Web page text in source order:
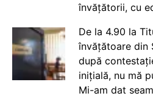
învățătorii, cu
De la 4.90 la
învățătoare din
după
inițială, nu mă
Mi-am dat